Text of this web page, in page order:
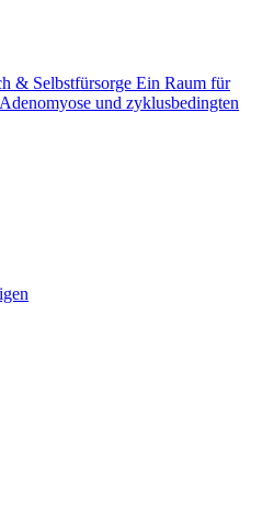
& Selbstfürsorge Ein Raum für
und zyklusbedingten